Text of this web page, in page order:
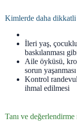
Kimlerde daha dikkatli
İleri yaş,
baskılanması
Aile öyküsü,
sorun yaşanması
Kontrol
ihmal edilmesi
Tanı ve değerlendirme